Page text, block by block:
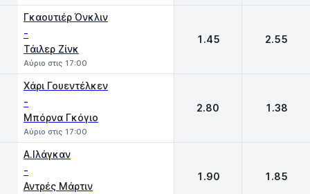
Γκαουτιέρ Όνκλιν
-
Τάιλερ Ζίνκ
Αύριο στις 17:00
1.45 2.55
Χάρι Γουεντέλκεν
-
Μπόρνα Γκόγιο
Αύριο στις 17:00
2.80 1.38
Α.Ιλάγκαν
-
Αντρές Μάρτιν
1.90 1.85